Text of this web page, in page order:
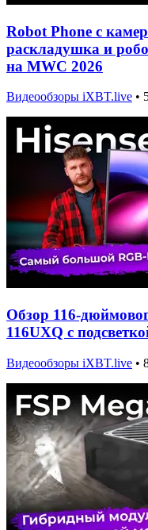
Robot Phone с
раскладушка и
на MWC 2026
Видеообзоры iXBT.live •
Обзор 116-
116UXQ с
Видеообзоры iXBT.live •